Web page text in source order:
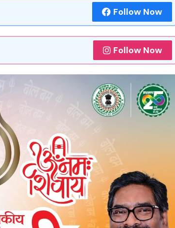
Follow Now
Follow Now